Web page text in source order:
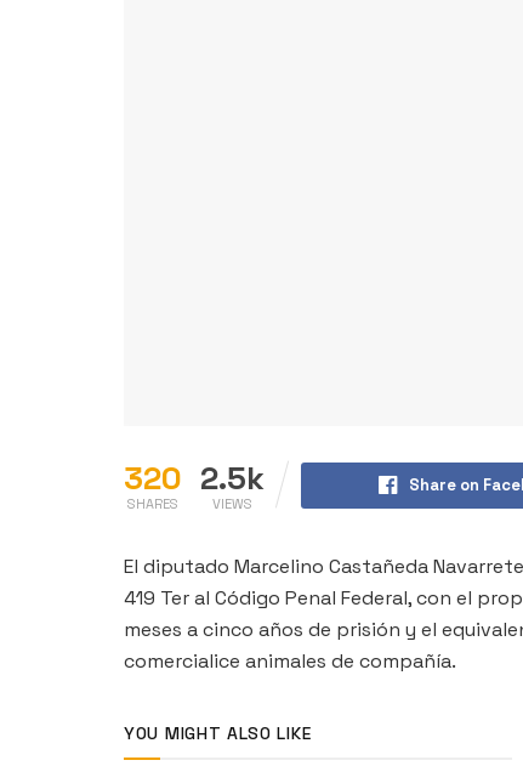
320
SHARES
2.5k
VIEWS
Share on
El diputado Marcelino Castañeda
419 Ter al Código Penal Federal, con el
meses a cinco años de prisión y el
comercialice animales de compañía.
YOU MIGHT ALSO LIKE